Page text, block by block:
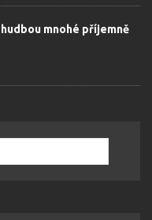
mnohé příjemně